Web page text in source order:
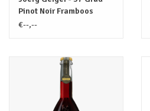
Pinot Noir Framboos
Alcoholvrij / 0.375L
€--,--